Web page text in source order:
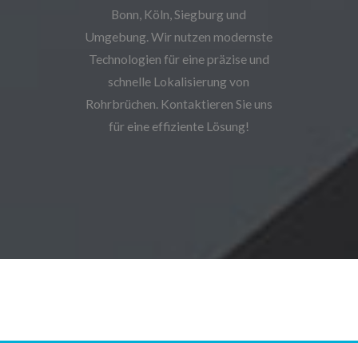
Bonn, Köln, Siegburg und
Umgebung. Wir nutzen modernste
Technologien für eine präzise und
schnelle Lokalisierung von
Rohrbrüchen. Kontaktieren Sie uns
für eine effiziente Lösung!